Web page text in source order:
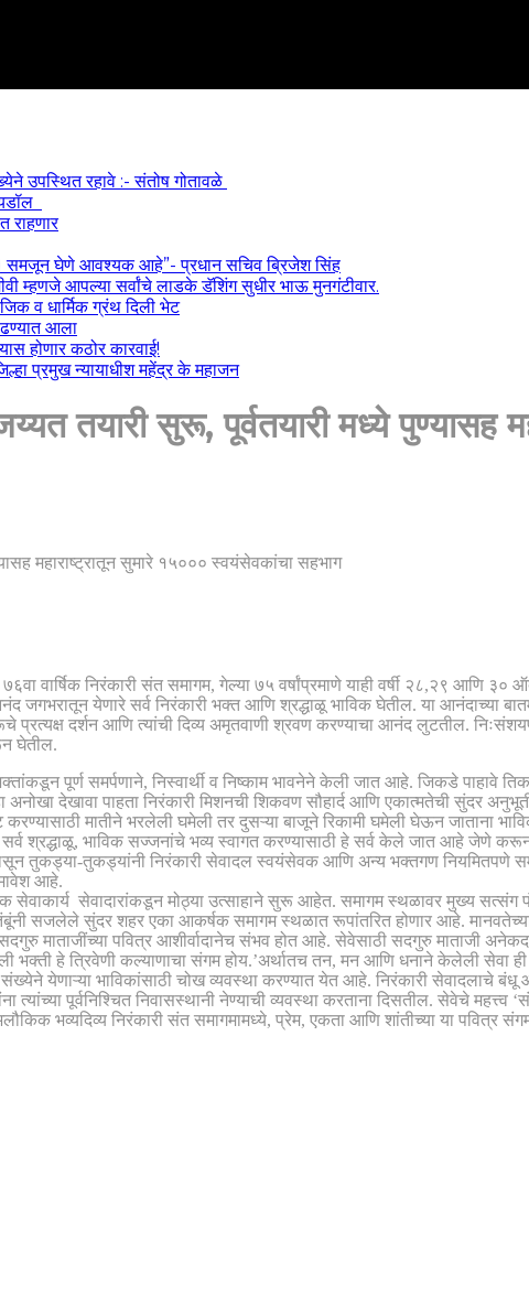
उपस्थित रहावे :- संतोष गोतावळे
राहणार
समजून घेणे आवश्यक आहे”- प्रधान सचिव ब्रिजेश सिंह
म्हणजे आपल्या सर्वांचे लाडके डॅशिंग सुधीर भाऊ मुनगंटीवार.
व धार्मिक ग्रंथ दिली भेट
आला
होणार कठोर कारवाई!
प्रमुख न्यायाधीश महेंद्र के महाजन
तयारी सुरू, पूर्वतयारी मध्ये पुण्यासह
वार्षिक निरंकारी संत समागम, गेल्या ७५ वर्षांप्रमाणे याही वर्षी २८,२९ आणि ३०
जगभरातून येणारे सर्व निरंकारी भक्त आणि श्रद्धाळू भाविक घेतील. या आनंदाच्या
दर्शन आणि त्यांची दिव्य अमृतवाणी श्रवण करण्याचा आनंद लुटतील.
घेतील.
पूर्ण समर्पणाने, निस्वार्थी व निष्काम भावनेने केली जात आहे. जिकडे पाहावे
अनोखा देखावा पाहता निरंकारी मिशनची शिकवण सौहार्द आणि एकात्मतेची सुंदर
मातीने भरलेली घमेली तर दुसऱ्या बाजूने रिकामी घमेली घेऊन जाताना
श्रद्धाळू, भाविक सज्जनांचे भव्य स्वागत करण्यासाठी हे सर्व केले जात आहे जेणे करून
तुकड्या-तुकड्यांनी निरंकारी सेवादल स्वयंसेवक आणि अन्य भक्तगण नियमितपणे
आहे.
सेवाकार्य सेवादारांकडून मोठ्या उत्साहाने सुरू आहेत. समागम स्थळावर मुख्य
सजलेले सुंदर शहर एका आकर्षक समागम स्थळात रूपांतरित होणार आहे.
माताजींच्या पवित्र आशीर्वादानेच संभव होत आहे. सेवेसाठी सदगुरु माताजी अनेकदा
भक्ती हे त्रिवेणी कल्याणाचा संगम होय.’अर्थातच तन, मन आणि धनाने केलेली सेवा
संख्येने येणाऱ्या भाविकांसाठी चोख व्यवस्था करण्यात येत आहे. निरंकारी
पूर्वनिश्चित निवासस्थानी नेण्याची व्यवस्था करताना दिसतील. सेवेचे महत्त्व
भव्यदिव्य निरंकारी संत समागमामध्ये, प्रेम, एकता आणि शांतीच्या या पवित्र